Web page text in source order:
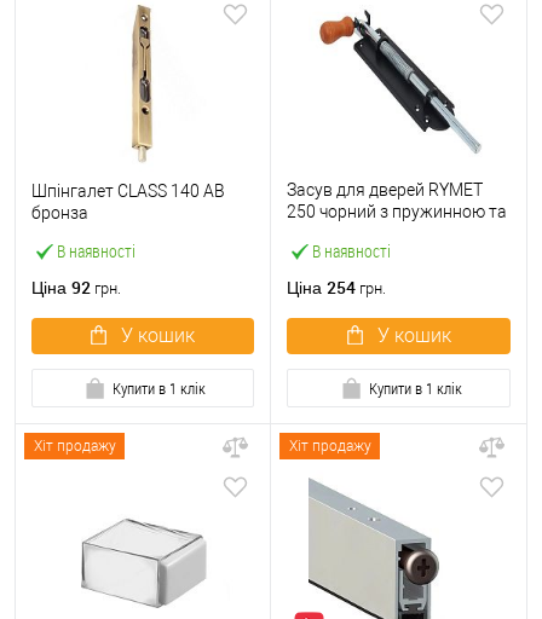
В наявності
Шпінгалет CLASS 140 AB
бронза
Ціна 92 грн.
У кошик
Купити в 1 клік
В наявності
Засув для дверей RYMET
250 чорний з пружинною та
Ціна 254 грн.
У кошик
Купити в 1 клік
Хіт продажу Хіт продажу